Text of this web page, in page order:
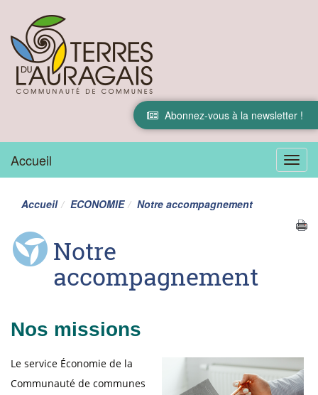
Abonnez-vous à la newsletter !
Menu
Accueil
Accueil ECONOMIE Notre accompagnement
Notre
accompagnement
Nos missions
Le service Économie de la
Communauté de communes